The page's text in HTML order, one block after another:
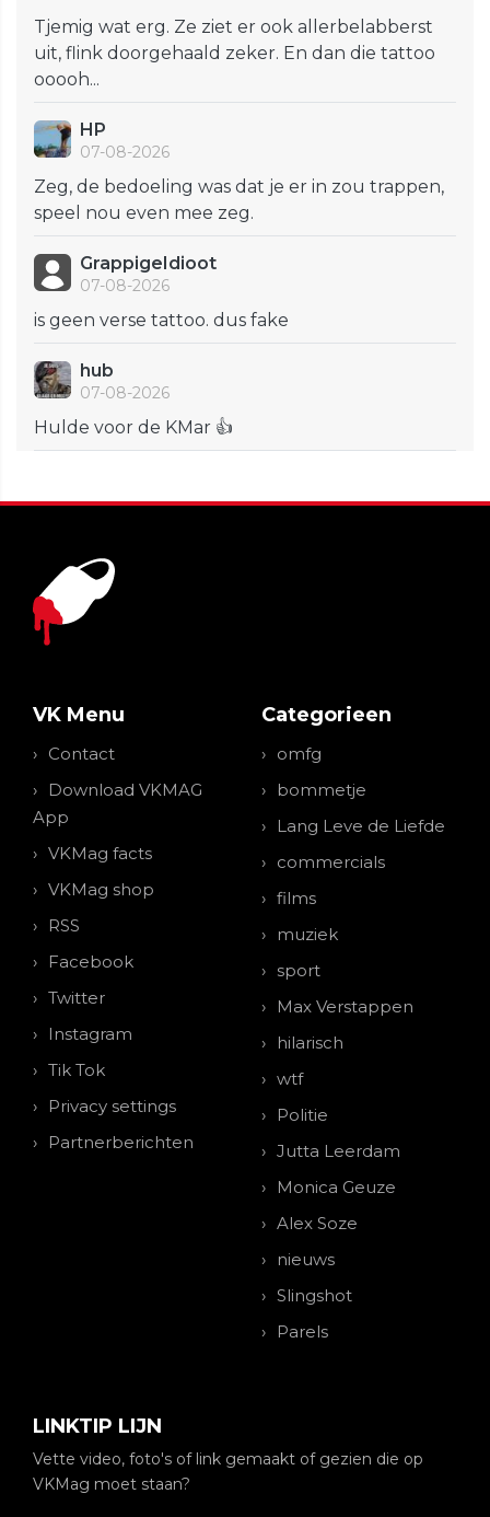
Tjemig wat erg. Ze ziet er ook allerbelabberst
uit, flink doorgehaald zeker. En dan die tattoo
ooooh...
HP
07-08-2026
Zeg, de bedoeling was dat je er in zou trappen,
speel nou even mee zeg.
GrappigeIdioot
07-08-2026
is geen verse tattoo. dus fake
hub
07-08-2026
Hulde voor de KMar 👍
VK Menu
Contact
Download VKMAG
App
VKMag facts
VKMag shop
RSS
Facebook
Twitter
Instagram
Tik Tok
Privacy settings
Partnerberichten
Categorieen
omfg
bommetje
Lang Leve de Liefde
commercials
films
muziek
sport
Max Verstappen
hilarisch
wtf
Politie
Jutta Leerdam
Monica Geuze
Alex Soze
nieuws
Slingshot
Parels
LINKTIP LIJN
Vette video, foto's of link gemaakt of gezien die op
VKMag moet staan?